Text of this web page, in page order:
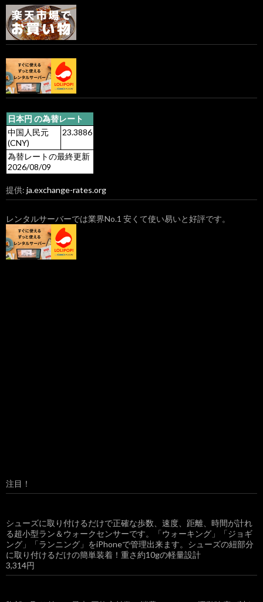
日本円 の為替レート
中国人民元
(CNY)
23.3886
為替レートの最終更新
2026/08/09
提供: ja.exchange-rates.org
レンタルサーバーでは業界No.1 安くて使い易いと好評です。
注目！
シューズに取り付けるだけで正確な歩数、速度、距離、時間が計れ
る超小型ラン＆ウォークセンサーです。「ウォーキング」「ジョギ
ング」「ランニング」をiPhoneで管理出来ます。シューズの紐部分
に取り付けるだけの簡単装着！重さ約10gの軽量設計
3,314円